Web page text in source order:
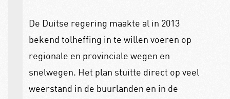
De Duitse regering maakte al in 2013
bekend tolheffing in te willen voeren op
regionale en provinciale wegen en
snelwegen. Het plan stuitte direct op veel
weerstand in de buurlanden en in de